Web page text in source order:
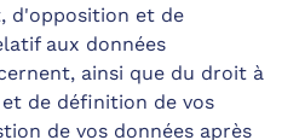
d'opposition et de
aux données
ainsi que du droit à
de définition de vos
de vos données après